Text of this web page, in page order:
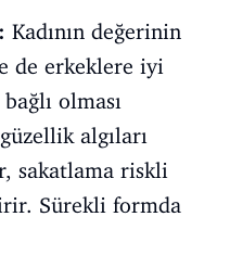
Kadının değerinin
de erkeklere iyi
olması
algıları
sakatlama riskli
Sürekli formda